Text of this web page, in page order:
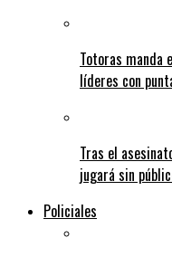
Totoras manda
líderes con
Tras el
jugará sin
Policiales